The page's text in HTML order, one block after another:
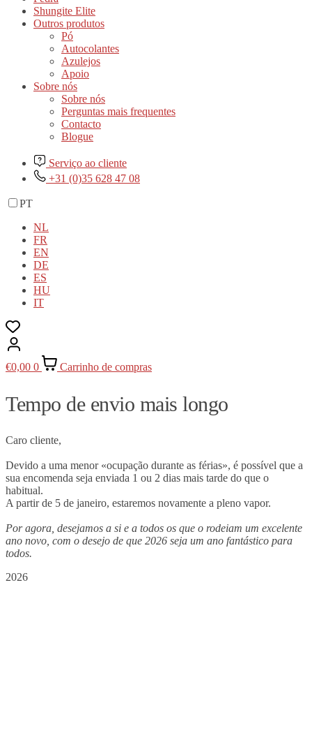
Shungite Elite
Outros produtos
Pó
Autocolantes
Azulejos
Apoio
Sobre nós
Sobre nós
Perguntas mais frequentes
Contacto
Blogue
Serviço ao cliente
+31 (0)35 628 47 08
PT
NL
FR
EN
DE
ES
HU
IT
€0,00 0 Carrinho de compras
Tempo de envio mais longo
Caro cliente,
Devido a uma menor «ocupação durante as férias», é possível que a
sua encomenda seja enviada 1 ou 2 dias mais tarde do que o
habitual.
A partir de 5 de janeiro, estaremos novamente a pleno vapor.
Por agora, desejamos a si e a todos os que o rodeiam um excelente
ano novo, com o desejo de que 2026 seja um ano fantástico para
todos.
2026